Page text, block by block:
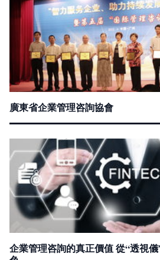
廣東省企業管理咨詢協會
企業管理咨詢的真正價值 從“透視